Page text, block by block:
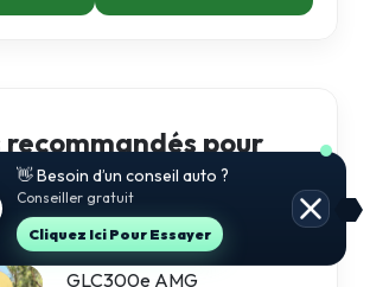
recommandés pour
voitures que vous pourriez aimer
GLC300e AMG
🚗 Je t’aide à choisir et estimer le prix.
gratuit
Jette Un Coup D’œil